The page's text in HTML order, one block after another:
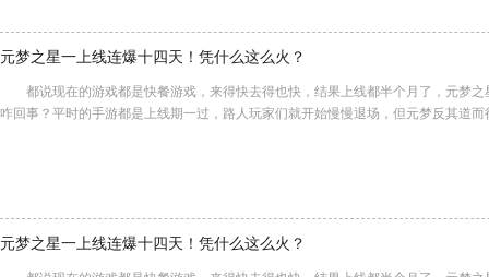
元梦之星一上线连爆十四天！凭什么这么火？
都说现在的游戏都是快餐游戏，来得快去得也快，结果上线都半个月了，元梦之
咋回事？平时的手游都是上线期一过，路人玩家们就开始慢慢退场，但元梦反其道
元梦之星一上线连爆十四天！凭什么这么火？